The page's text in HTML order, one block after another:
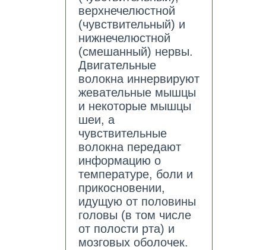
верхнечелюстной
(чувствительный) и
нижнечелюстной
(смешанный) нервы.
Двигательные
волокна иннервируют
жевательные мышцы
и некоторые мышцы
шеи, а
чувствительные
волокна передают
информацию о
температуре, боли и
прикосновении,
идущую от половины
головы (в том числе
от полости рта) и
мозговых оболочек.